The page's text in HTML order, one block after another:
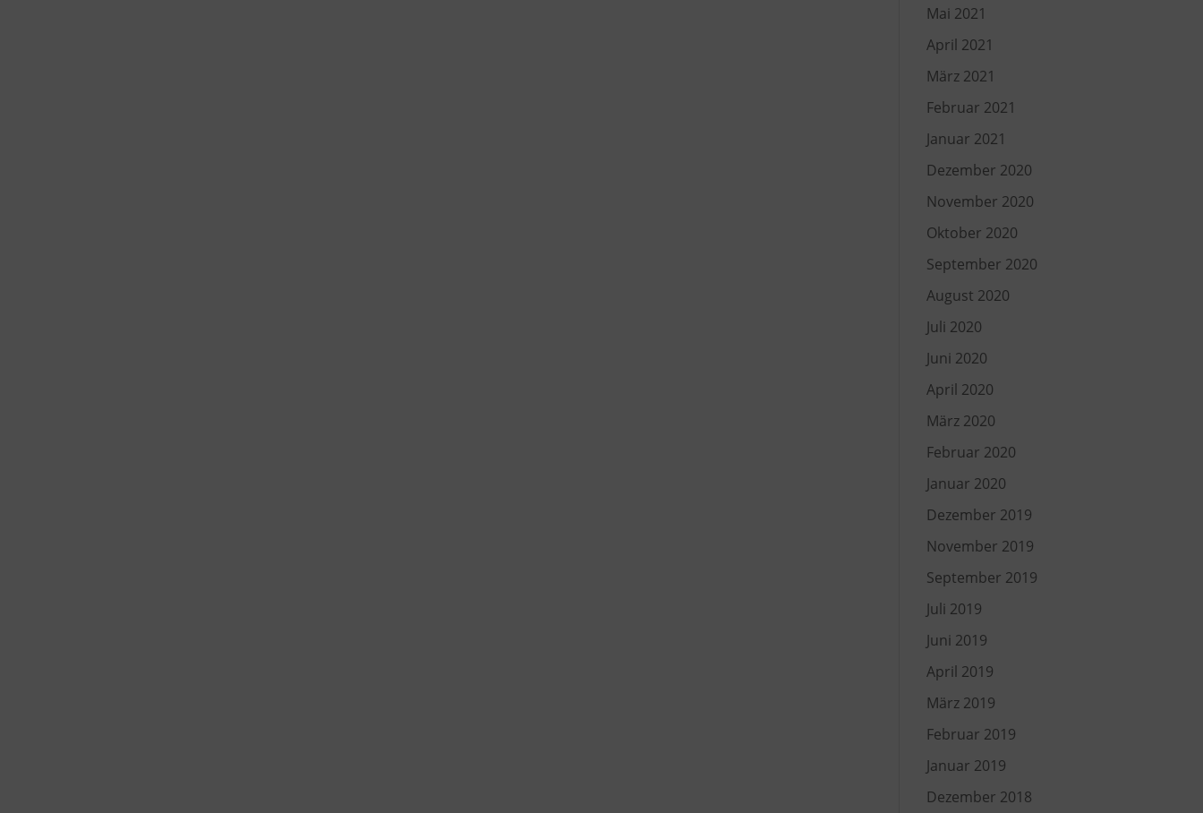
Mai 2021
April 2021
März 2021
Februar 2021
Januar 2021
Dezember 2020
November 2020
Oktober 2020
September 2020
August 2020
Juli 2020
Juni 2020
April 2020
März 2020
Februar 2020
Januar 2020
Dezember 2019
November 2019
September 2019
Juli 2019
Juni 2019
April 2019
März 2019
Februar 2019
Januar 2019
Dezember 2018